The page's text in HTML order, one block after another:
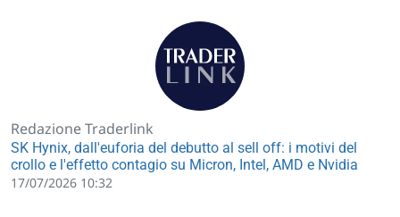
Redazione Traderlink
SK Hynix, dall'euforia del debutto al sell off: i motivi del
crollo e l'effetto contagio su Micron, Intel, AMD e Nvidia
17/07/2026 10:32